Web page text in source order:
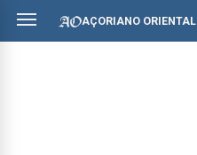
AÇORIANO ORIENTAL